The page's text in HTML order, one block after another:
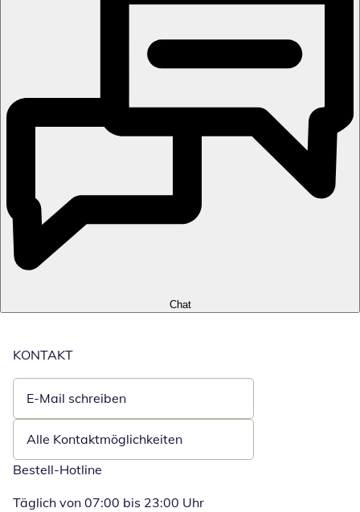
Chat
KONTAKT
E-Mail schreiben
Öffnet E-Mail-Client
Alle Kontaktmöglichkeiten
Bestell-Hotline
Täglich von 07:00 bis 23:00 Uhr